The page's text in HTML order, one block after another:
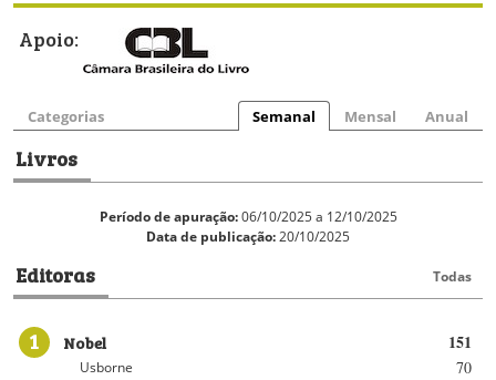
Apoio:
Categorias Semanal Mensal Anual
Livros
Período de apuração:06/10/2025 a 12/10/2025
Data de publicação:20/10/2025
Editoras Todas
1 151
Nobel
70
Usborne